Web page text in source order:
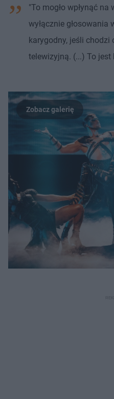
"To mogło wpłynąć na
wyłącznie głosowania
karygodny, jeśli chodzi
telewizyjną. (...) To jest